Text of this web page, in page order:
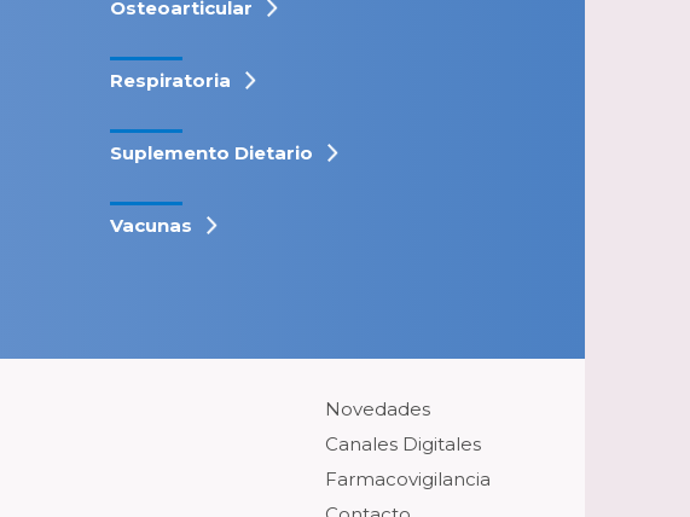
Osteoarticular
Respiratoria
Suplemento Dietario
Vacunas
Novedades
Canales Digitales
Farmacovigilancia